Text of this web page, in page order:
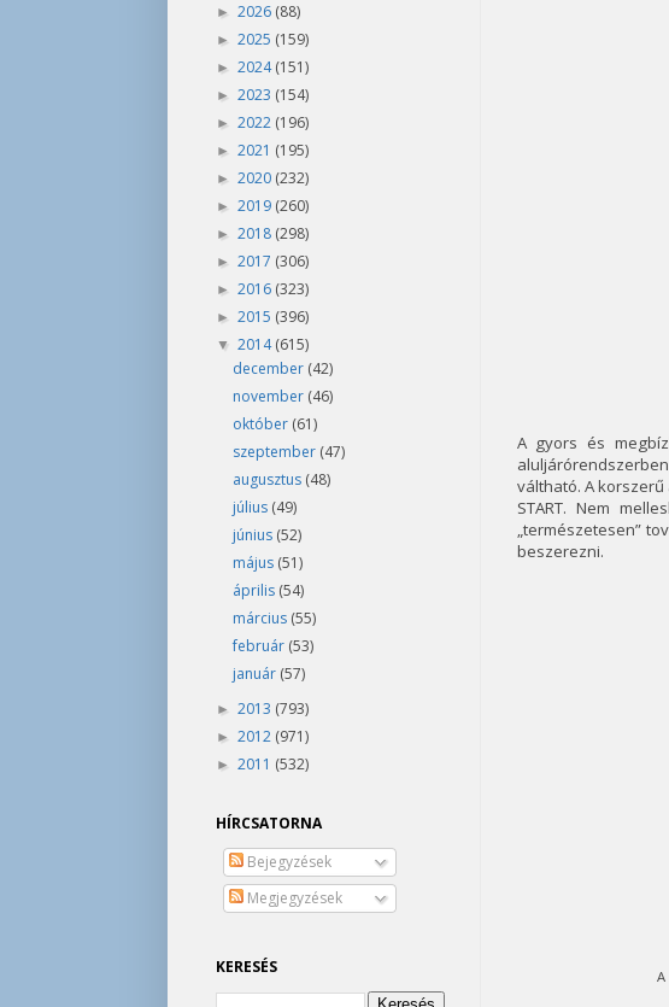
A gyors és
váltható. A
START. Nem
„természetesen”
beszerezni.
► 2026 (88)
► 2025 (159)
► 2024(151)
► 2023 (154)
► 2022 (196)
► 2021 (195)
► 2020 (232)
► 2019 (260)
► 2018 (298)
► 2017 (306)
► 2016 (323)
► 2015 (396)
▼ 2014(615)
december (42)
november (46)
október (61)
szeptember (47)
augusztus (48)
július (49)
június (52)
május (51)
április (54)
március (55)
február (53)
január (57)
► 2013 (793)
► 2012 (971)
► 2011 (532)
HÍRCSATORNA
Bejegyzések
Megjegyzések
KERESÉS